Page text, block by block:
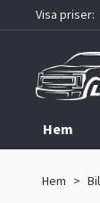
Visa priser:
Hem
Hem